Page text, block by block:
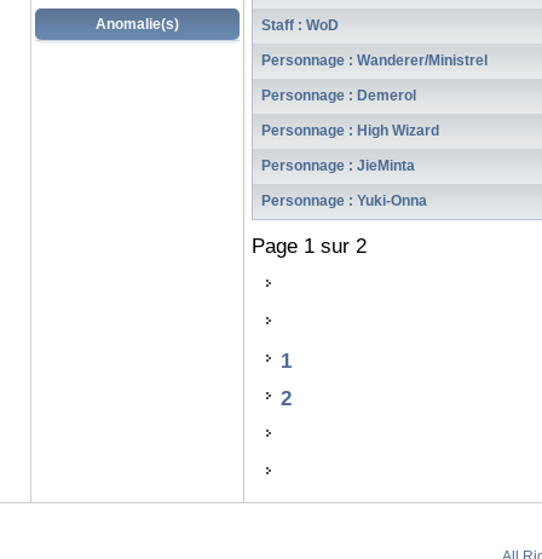
Anomalie(s) Staff : WoD
Personnage : Wanderer/Ministrel
Personnage : Demerol
Personnage : High Wizard
Personnage : JieMinta
Personnage : Yuki-Onna
Page 1 sur 2
1
2